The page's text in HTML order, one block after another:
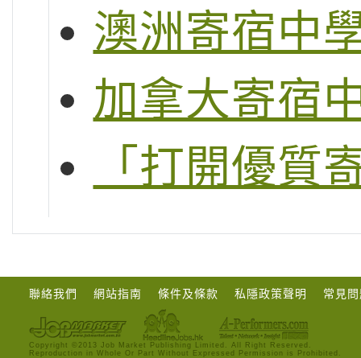
澳洲寄宿中
加拿大寄宿
「打開優質
聯絡我們 網站指南 條件及條款 私隱政策聲明 常見
Copyright ©2013 Job Market Publishing Limited. All Right Reserved.
Reproduction in Whole Or Part Without Expressed Permission is Prohibited.